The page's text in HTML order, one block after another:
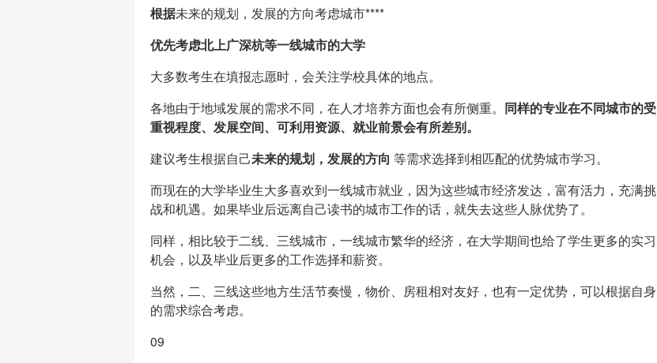
根据未来的规划，发展的方向考虑城市****
优先考虑北上广深杭等一线城市的大学
大多数考生在填报志愿时，会关注学校具体的地点。
各地由于地域发展的需求不同，在人才培养方面也会有所侧重。 同样的专业在不同城市的受
重视程度、发展空间、可利用资源、就业前景会有所差别。
建议考生根据自己未来的规划，发展的方向 等需求选择到相匹配的优势城市学习。
而现在的大学毕业生大多喜欢到一线城市就业，因为这些城市经济发达，富有活力，充满挑
战和机遇。如果毕业后远离自己读书的城市工作的话，就失去这些人脉优势了。
同样，相比较于二线、三线城市，一线城市繁华的经济，在大学期间也给了学生更多的实习
机会，以及毕业后更多的工作选择和薪资。
当然，二、三线这些地方生活节奏慢，物价、房租相对友好，也有一定优势，可以根据自身
的需求综合考虑。
09